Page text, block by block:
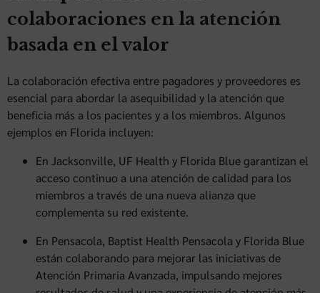
colaboraciones en la atención
basada en el valor
La colaboración efectiva entre pagadores y proveedores es
esencial para abordar la asequibilidad y la atención que
beneficia más a los pacientes y a los miembros. Algunos
ejemplos en Florida incluyen:
En Jacksonville, UF Health y Florida Blue garantizan el
acceso continuo a una atención de calidad para los
miembros a través de una nueva alianza que
complementa su red existente.
En Pensacola, Baptist Health Pensacola y Florida Blue
están colaborando para mejorar las iniciativas de
Atención Primaria Avanzada, impulsando mejores